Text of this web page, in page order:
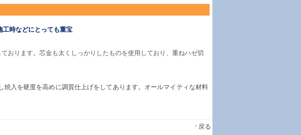
工時などにとっても重宝
おります。芯金も太くしっかりしたものを使用しており、重ねハゼ切
入を硬度を高めに調質仕上げをしてあります。オールマイティな材料
戻る